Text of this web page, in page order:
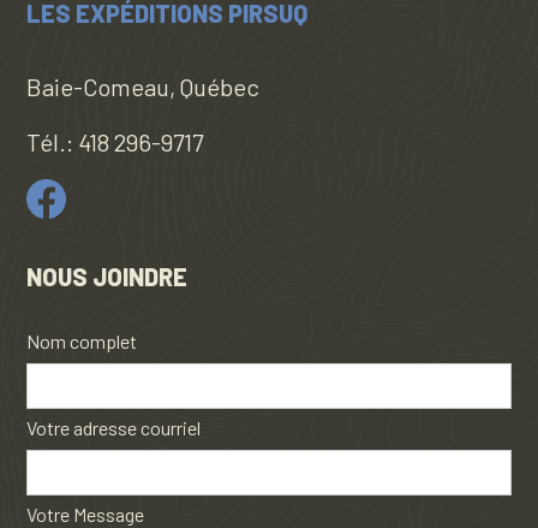
LES EXPÉDITIONS PIRSUQ
Baie-Comeau, Québec
Tél.: 418 296-9717
NOUS JOINDRE
Nom complet
Votre adresse courriel
Votre Message